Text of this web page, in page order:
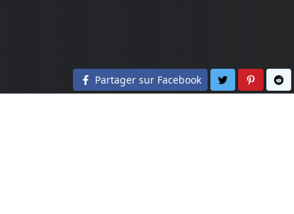
Partager sur Facebook Partager sur